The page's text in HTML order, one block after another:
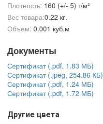
Плотность: 160 (+/- 5) г/м²
Вес товара:0.22 кг.
Объем: 0.001 куб.м
Документы
Сертификат (.pdf, 1.83 МБ)
Сертификат (.jpeg, 254.86 КБ)
Сертификат (.pdf, 1.24 МБ)
Сертификат (.pdf, 1.72 МБ)
Другие цвета